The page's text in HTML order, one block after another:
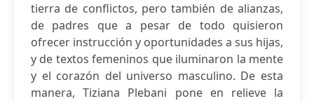
tierra de conflictos, pero también de alianzas,
de padres que a pesar de todo quisieron
ofrecer instrucción y oportunidades a sus hijas,
y de textos femeninos que iluminaron la mente
y el corazón del universo masculino. De esta
manera, Tiziana Plebani pone en relieve la